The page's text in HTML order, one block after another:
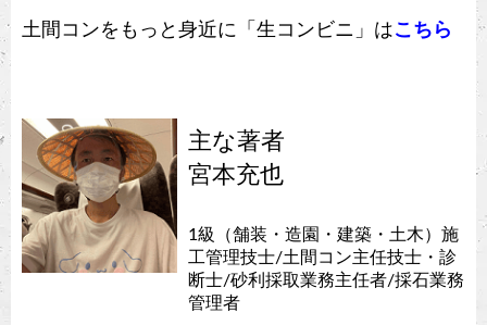
土間コンをもっと身近に「生コンビニ」はこちら
主な著者
宮本充也
1級（舗装・造園・建築・土木）施
工管理技士/土間コン主任技士・診
断士/砂利採取業務主任者/採石業務
管理者